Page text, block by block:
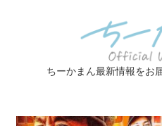
ちーかまん最新情報をお